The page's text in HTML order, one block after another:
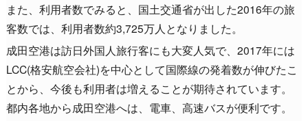
また、利用者数でみると、国土交通省が出した2016年の旅
客数では、利用者数約3,725万人となりました。
成田空港は訪日外国人旅行客にも大変人気で、2017年には
LCC(格安航空会社)を中心として国際線の発着数が伸びたこ
とから、今後も利用者は増えることが期待されています。
都内各地から成田空港へは、電車、高速バスが便利です。